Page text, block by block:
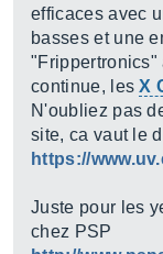
efficaces avec
basses et une
"Frippertronics"
continue, lesX
N'oubliez pas
site, ca vaut le
https://
Juste pour les
chez PSP